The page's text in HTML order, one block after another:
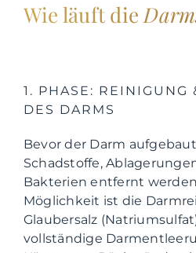
Wie läuft die
1. PHASE: REINIGUNG
DES DARMS
Bevor der Darm
Schadstoffe,
Bakterien entfernt
Möglichkeit ist die
Glaubersalz
vollständige